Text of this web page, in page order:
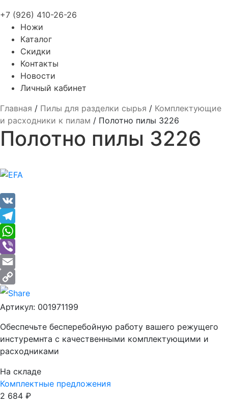
+7 (926) 410-26-26
Ножи
Каталог
Скидки
Контакты
Новости
Личный кабинет
Главная / Пилы для разделки сырья / Комплектующие
и расходники к пилам / Полотно пилы 3226
Полотно пилы 3226
VK
Telegram
WhatsApp
Viber
Email
Copy
Link
Артикул: 001971199
Обеспечьте бесперебойную работу вашего режущего
инстуремнта с качественными комплектующими и
расходниками
На складе
Комплектные предложения
2 684 ₽